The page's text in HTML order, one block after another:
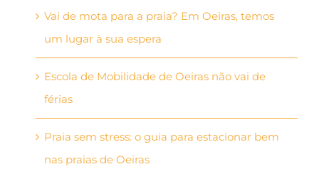
Vai de mota para a praia? Em Oeiras, temos
um lugar à sua espera
Escola de Mobilidade de Oeiras não vai de
férias
Praia sem stress: o guia para estacionar bem
nas praias de Oeiras